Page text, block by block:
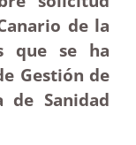
de la
que se ha
Gestión de
de Sanidad